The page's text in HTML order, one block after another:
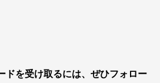
ドを受け取るには、ぜひフォロー